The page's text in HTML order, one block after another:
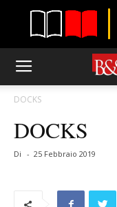
DOCKS
DOCKS
Di - 25 Febbraio 2019